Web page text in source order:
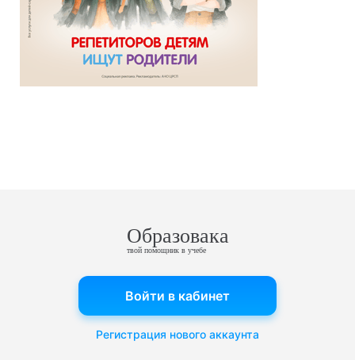
Образовака
твой помощник в учебе
Войти в кабинет
Регистрация нового аккаунта